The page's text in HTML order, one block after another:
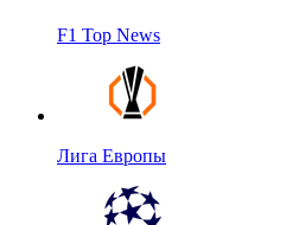
F1 Top News
Лига Европы